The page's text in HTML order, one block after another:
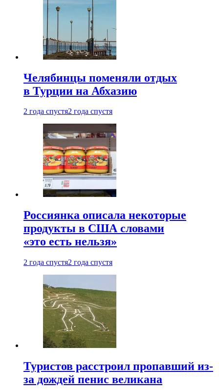
Челябинцы поменяли отдых
в Турции на Абхазию
2 года спустя2 года спустя
Россиянка описала некоторые
продукты в США словами
«это есть нельзя»
2 года спустя2 года спустя
Туристов расстроил пропавший из-
за дождей пенис великана